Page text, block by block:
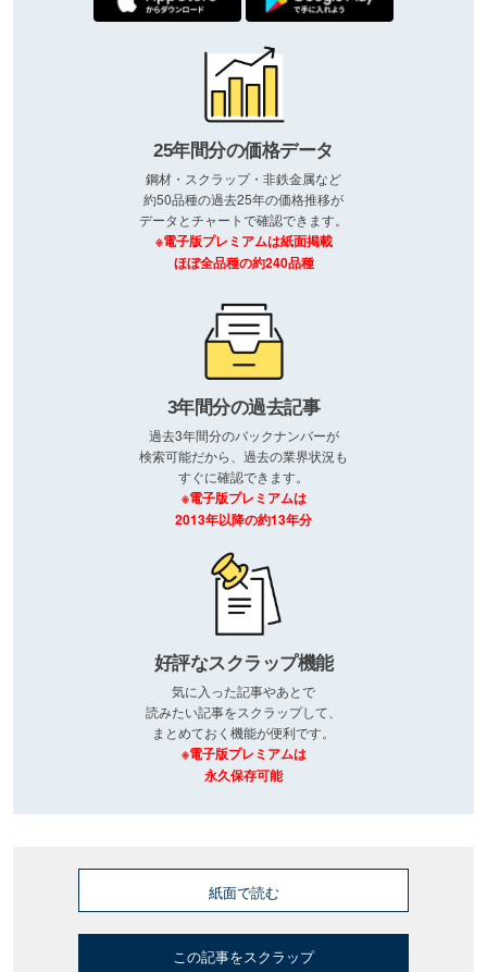
25年間分の価格データ
鋼材・スクラップ・非鉄金属など
約50品種の過去25年の価格推移が
データとチャートで確認できます。
※電子版プレミアムは紙面掲載
ほぼ全品種の約240品種
3年間分の過去記事
過去3年間分のバックナンバーが
検索可能だから、過去の業界状況も
すぐに確認できます。
※電子版プレミアムは
2013年以降の約13年分
好評なスクラップ機能
気に入った記事やあとで
読みたい記事をスクラップして、
まとめておく機能が便利です。
※電子版プレミアムは
永久保存可能
紙面で読む
この記事をスクラップ